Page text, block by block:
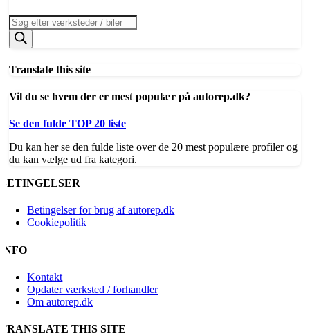
Products
search
Translate this site
Vil du se hvem der er mest populær på autorep.dk?
Se den fulde TOP 20 liste
Du kan her se den fulde liste over de 20 mest populære profiler og
du kan vælge ud fra kategori.
BETINGELSER
Betingelser for brug af autorep.dk
Cookiepolitik
INFO
Kontakt
Opdater værksted / forhandler
Om autorep.dk
TRANSLATE THIS SITE